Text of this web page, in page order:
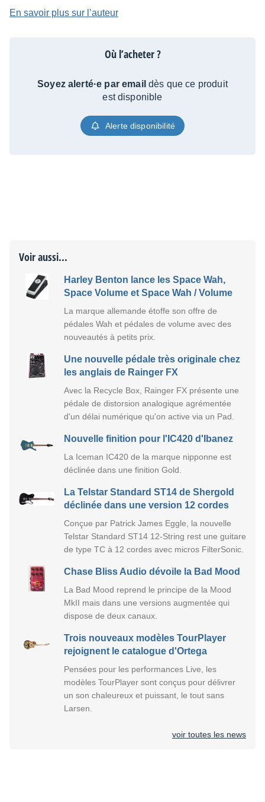
En savoir plus sur l’auteur
Où l’acheter ?
Soyez alerté·e par email dès que ce produit
est disponible
Alerte disponibilité
Voir aussi...
Harley Benton lance les Space Wah,
Space Volume et Space Wah / Volume
La marque allemande étoffe son offre de
pédales Wah et pédales de volume avec des
nouveautés à petits prix.
Une nouvelle pédale très originale chez
les anglais de Rainger FX
Avec la Recycle Box, Rainger FX présente une
pédale de distorsion analogique agrémentée
d'un délai numérique qu'on active via un Pad.
Nouvelle finition pour l'IC420 d'Ibanez
La Iceman IC420 de la marque nipponne est
déclinée dans une finition Gold.
La Telstar Standard ST14 de Shergold
déclinée dans une version 12 cordes
Conçue par Patrick James Eggle, la nouvelle
Telstar Standard ST14 12-String rest une guitare
de type TC à 12 cordes avec micros FilterSonic.
Chase Bliss Audio dévoile la Bad Mood
La Bad Mood reprend le principe de la Mood
MkII mais dans une versions augmentée qui
dispose de deux canaux.
Trois nouveaux modèles TourPlayer
rejoignent le catalogue d'Ortega
Pensées pour les performances Live, les
modèles TourPlayer sont conçus pour délivrer
un son chaleureux et puissant, le tout sans
Larsen.
voir toutes les news